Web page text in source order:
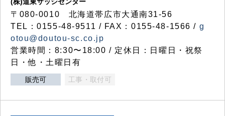
〒080-0010 北海道帯広市大通南31-56
TEL：0155-48-9511 / FAX：0155-48-1566 / g
otou@doutou-sc.co.jp
営業時間：8:30〜18:00 / 定休日：日曜日・祝祭
日・他・土曜日有
販売可 工事・取付可